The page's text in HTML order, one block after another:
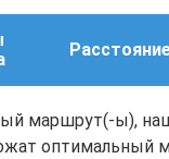
маршрут(-ы),
оптимальный